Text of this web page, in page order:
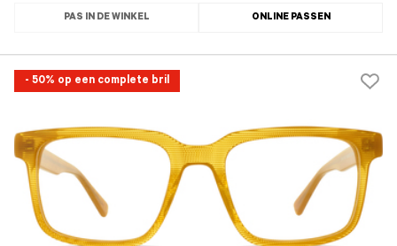
PAS IN DE WINKEL ONLINE PASSEN
- 50% op een complete bril